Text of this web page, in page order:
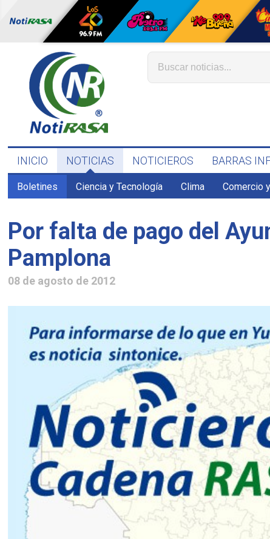
INICIO NOTICIAS NOTICIEROS BARRAS
Boletines Ciencia y Tecnología Clima Comercio
Por falta de pago del
Pamplona
08 de agosto de 2012